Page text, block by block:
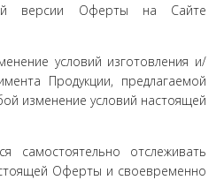
версии Оферты на Сайте
условий изготовления и/
Продукции, предлагаемой
изменение условий настоящей
самостоятельно отслеживать
Оферты и своевременно